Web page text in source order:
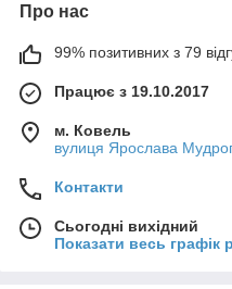
Про нас
99% позитивних з 79
Працює з 19.10.2017
м. Ковель
вулиця Ярослава
Контакти
Сьогодні вихідний
Показати весь графік